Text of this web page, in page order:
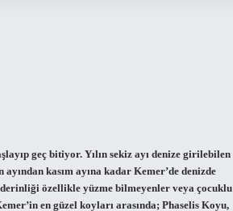
geç bitiyor. Yılın sekiz ayı denize girilebilen
ayından kasım ayına kadar Kemer’de denizde
derinliği özellikle yüzme bilmeyenler veya çocuklu
en güzel koyları arasında; Phaselis Koyu,